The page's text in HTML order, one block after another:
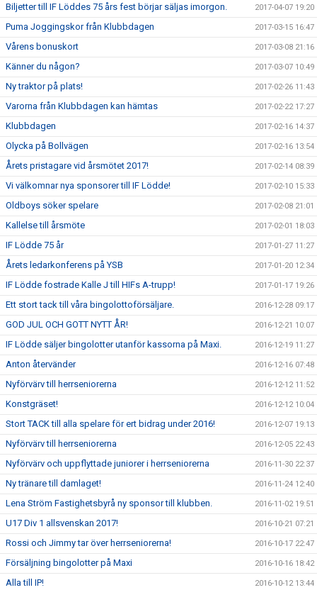
Biljetter till IF Löddes 75 års fest börjar säljas imorgon. 2017-04-07 19:20
Puma Joggingskor från Klubbdagen 2017-03-15 16:47
Vårens bonuskort 2017-03-08 21:16
Känner du någon? 2017-03-07 10:49
Ny traktor på plats! 2017-02-26 11:43
Varorna från Klubbdagen kan hämtas 2017-02-22 17:27
Klubbdagen 2017-02-16 14:37
Olycka på Bollvägen 2017-02-16 13:54
Årets pristagare vid årsmötet 2017! 2017-02-14 08:39
Vi välkomnar nya sponsorer till IF Lödde! 2017-02-10 15:33
Oldboys söker spelare 2017-02-08 21:01
Kallelse till årsmöte 2017-02-01 18:03
IF Lödde 75 år 2017-01-27 11:27
Årets ledarkonferens på YSB 2017-01-20 12:34
IF Lödde fostrade Kalle J till HIFs A-trupp! 2017-01-17 19:26
Ett stort tack till våra bingolottoförsäljare. 2016-12-28 09:17
GOD JUL OCH GOTT NYTT ÅR! 2016-12-21 10:07
IF Lödde säljer bingolotter utanför kassorna på Maxi. 2016-12-19 11:27
Anton återvänder 2016-12-16 07:48
Nyförvärv till herrseniorerna 2016-12-12 11:52
Konstgräset! 2016-12-12 10:04
Stort TACK till alla spelare för ert bidrag under 2016! 2016-12-07 19:13
Nyförvärv till herrseniorerna 2016-12-05 22:43
Nyförvärv och uppflyttade juniorer i herrseniorerna 2016-11-30 22:37
Ny tränare till damlaget! 2016-11-24 12:40
Lena Ström Fastighetsbyrå ny sponsor till klubben. 2016-11-02 19:51
U17 Div 1 allsvenskan 2017! 2016-10-21 07:21
Rossi och Jimmy tar över herrseniorerna! 2016-10-17 22:47
Försäljning bingolotter på Maxi 2016-10-16 18:42
Alla till IP! 2016-10-12 13:44